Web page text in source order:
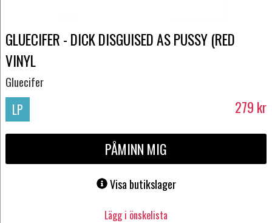
GLUECIFER - DICK DISGUISED AS PUSSY (RED
VINYL
Gluecifer
LP 279 kr
PÅMINN MIG
Visa butikslager
Lägg i önskelista